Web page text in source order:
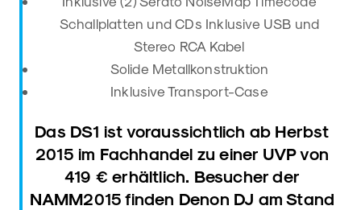
Schallplatten und CDs Inklusive USB und
Stereo RCA Kabel
Solide Metallkonstruktion
Inklusive Transport-Case
Das DS1 ist voraussichtlich ab Herbst
2015 im Fachhandel zu einer UVP von
419 € erhältlich. Besucher der
NAMM2015 finden Denon DJ am Stand